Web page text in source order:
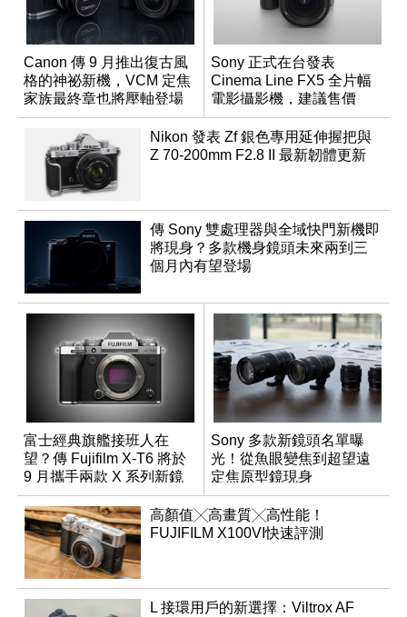
Canon 傳 9 月推出復古風
格的神祕新機，VCM 定焦
家族最終章也將壓軸登場
Sony 正式在台發表
Cinema Line FX5 全片幅
電影攝影機，建議售價
NT$144,980
Nikon 發表 Zf 銀色專用延伸握把與
Z 70-200mm F2.8 II 最新韌體更新
傳 Sony 雙處理器與全域快門新機即
將現身？多款機身鏡頭未來兩到三
個月內有望登場
富士經典旗艦接班人在
望？傳 Fujifilm X-T6 將於
9 月攜手兩款 X 系列新鏡
頭登場
Sony 多款新鏡頭名單曝
光！從魚眼變焦到超望遠
定焦原型鏡現身
高顏值╳高畫質╳高性能！
FUJIFILM X100VI快速評測
L 接環用戶的新選擇：Viltrox AF